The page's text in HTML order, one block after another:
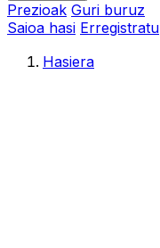
Prezioak Guri buruz
Saioa hasi Erregistratu
Hasiera